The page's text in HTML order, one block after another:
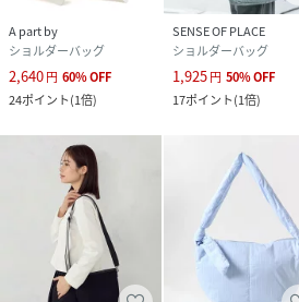
A part by
ショルダーバッグ
2,640円 60%OFF
24ポイント(1倍)
SENSE OF PLACE
ショルダーバッグ
1,925円 50%OFF
17ポイント(1倍)